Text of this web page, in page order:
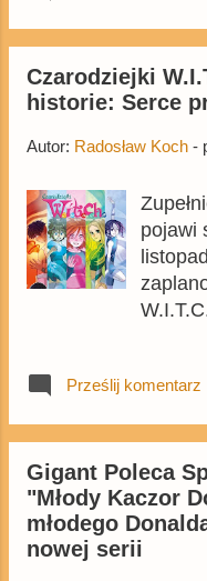
Będą
Czarodziejki
historie: Serce
Autor: Radosław Koch -
pojawi
w
Prześlij komentarz
Gigant Poleca
"Młody Kaczor
młodego
nowej serii